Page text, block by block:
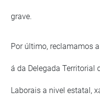
grave.
Por último, reclamamos
á da Delegada Territorial
Laborais a nivel estatal,